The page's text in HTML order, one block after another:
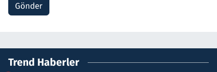
Gönder
Trend Haberler